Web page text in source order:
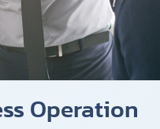
Operation